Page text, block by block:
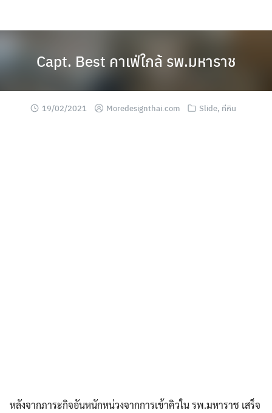
Capt. Best คาเฟ่ใกล้ รพ.มหาราช
19/02/2021 Moredesignthai.com Slide, ที่กิน
หลังจากภาระกิจอันหนักหน่วงจากการเข้าคิวใน รพ.มหาราช เสร็จ